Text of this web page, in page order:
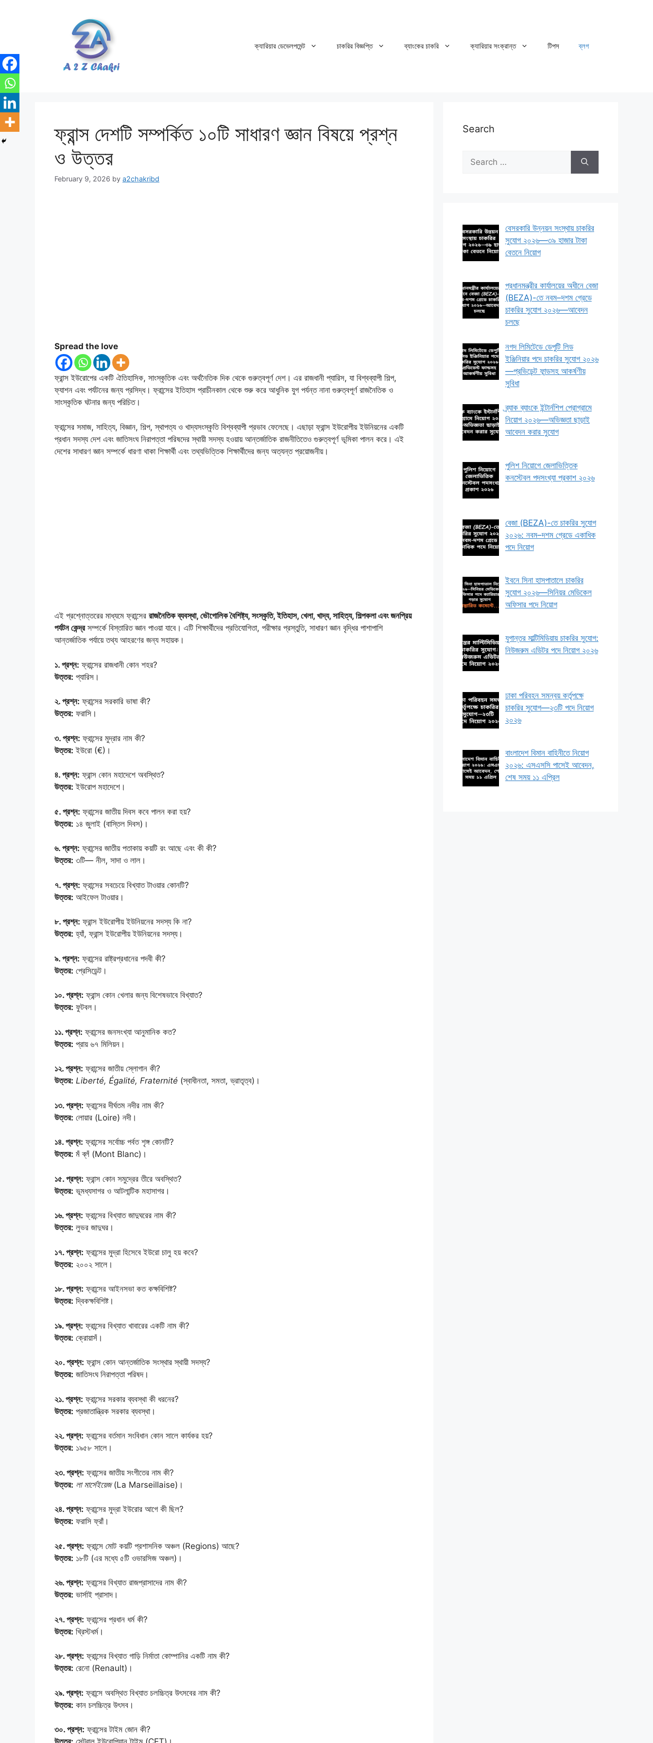
ক্যারিয়ার ডেভেলপমেন্ট চাকরির বিজ্ঞপ্তি ব্যাংকের চাকরি ক্যারিয়ার সংক্রান্ত টিপস ব্লগ
ফ্রান্স দেশটি সম্পর্কিত ১০টি সাধারণ জ্ঞান বিষয়ে প্রশ্ন
ও উত্তর
February 9, 2026 by a2chakribd
Spread the love
ফ্রান্স ইউরোপের একটি ঐতিহাসিক, সাংস্কৃতিক এবং অর্থনৈতিক দিক থেকে গুরুত্বপূর্ণ দেশ। এর রাজধানী প্যারিস, যা বিশ্বব্যাপী শিল্প,
ফ্যাশন এবং পর্যটনের জন্য প্রসিদ্ধ। ফ্রান্সের ইতিহাস প্রাচীনকাল থেকে শুরু করে আধুনিক যুগ পর্যন্ত নানা গুরুত্বপূর্ণ রাজনৈতিক ও
সাংস্কৃতিক ঘটনার জন্য পরিচিত।
ফ্রান্সের সমাজ, সাহিত্য, বিজ্ঞান, শিল্প, স্থাপত্য ও খাদ্যসংস্কৃতি বিশ্বব্যাপী প্রভাব ফেলেছে। এছাড়া ফ্রান্স ইউরোপীয় ইউনিয়নের একটি
প্রধান সদস্য দেশ এবং জাতিসংঘ নিরাপত্তা পরিষদের স্থায়ী সদস্য হওয়ায় আন্তর্জাতিক রাজনীতিতেও গুরুত্বপূর্ণ ভূমিকা পালন করে। এই
দেশের সাধারণ জ্ঞান সম্পর্কে ধারণা থাকা শিক্ষার্থী এবং তথ্যভিত্তিক শিক্ষার্থীদের জন্য অত্যন্ত প্রয়োজনীয়।
এই প্রশ্নোত্তরের মাধ্যমে ফ্রান্সের রাজনৈতিক ব্যবস্থা, ভৌগোলিক বৈশিষ্ট্য, সংস্কৃতি, ইতিহাস, খেলা, খাদ্য, সাহিত্য, শিল্পকলা এবং জনপ্রিয়
পর্যটন কেন্দ্রসম্পর্কে বিস্তারিত জ্ঞান পাওয়া যাবে। এটি শিক্ষার্থীদের প্রতিযোগিতা, পরীক্ষার প্রস্তুতি, সাধারণ জ্ঞান বৃদ্ধির পাশাপাশি
আন্তর্জাতিক পর্যায়ে তথ্য আহরণের জন্য সহায়ক।
১. প্রশ্ন: ফ্রান্সের রাজধানী কোন শহর?
উত্তর: প্যারিস।
২. প্রশ্ন: ফ্রান্সের সরকারি ভাষা কী?
উত্তর: ফরাসি।
৩. প্রশ্ন: ফ্রান্সের মুদ্রার নাম কী?
উত্তর: ইউরো (€)।
৪. প্রশ্ন: ফ্রান্স কোন মহাদেশে অবস্থিত?
উত্তর: ইউরোপ মহাদেশে।
৫. প্রশ্ন: ফ্রান্সের জাতীয় দিবস কবে পালন করা হয়?
উত্তর: ১৪ জুলাই (বাস্তিল দিবস)।
৬. প্রশ্ন: ফ্রান্সের জাতীয় পতাকায় কয়টি রং আছে এবং কী কী?
উত্তর: ৩টি— নীল, সাদা ও লাল।
৭. প্রশ্ন: ফ্রান্সের সবচেয়ে বিখ্যাত টাওয়ার কোনটি?
উত্তর: আইফেল টাওয়ার।
৮. প্রশ্ন: ফ্রান্স ইউরোপীয় ইউনিয়নের সদস্য কি না?
উত্তর: হ্যাঁ, ফ্রান্স ইউরোপীয় ইউনিয়নের সদস্য।
৯. প্রশ্ন: ফ্রান্সের রাষ্ট্রপ্রধানের পদবী কী?
উত্তর: প্রেসিডেন্ট।
১০. প্রশ্ন: ফ্রান্স কোন খেলার জন্য বিশেষভাবে বিখ্যাত?
উত্তর: ফুটবল।
১১. প্রশ্ন: ফ্রান্সের জনসংখ্যা আনুমানিক কত?
উত্তর: প্রায় ৬৭ মিলিয়ন।
১২. প্রশ্ন: ফ্রান্সের জাতীয় স্লোগান কী?
উত্তর: Liberté, Égalité, Fraternité (স্বাধীনতা, সমতা, ভ্রাতৃত্ব)।
১৩. প্রশ্ন: ফ্রান্সের দীর্ঘতম নদীর নাম কী?
উত্তর: লোয়ার (Loire) নদী।
১৪. প্রশ্ন: ফ্রান্সের সর্বোচ্চ পর্বত শৃঙ্গ কোনটি?
উত্তর: মঁ ব্লঁ (Mont Blanc)।
১৫. প্রশ্ন: ফ্রান্স কোন সমুদ্রের তীরে অবস্থিত?
উত্তর: ভূমধ্যসাগর ও আটলান্টিক মহাসাগর।
১৬. প্রশ্ন: ফ্রান্সের বিখ্যাত জাদুঘরের নাম কী?
উত্তর: লুভর জাদুঘর।
১৭. প্রশ্ন: ফ্রান্সের মুদ্রা হিসেবে ইউরো চালু হয় কবে?
উত্তর: ২০০২ সালে।
১৮. প্রশ্ন: ফ্রান্সের আইনসভা কত কক্ষবিশিষ্ট?
উত্তর: দ্বিকক্ষবিশিষ্ট।
১৯. প্রশ্ন: ফ্রান্সের বিখ্যাত খাবারের একটি নাম কী?
উত্তর: ক্রোয়াসঁ।
২০. প্রশ্ন: ফ্রান্স কোন আন্তর্জাতিক সংস্থার স্থায়ী সদস্য?
উত্তর: জাতিসংঘ নিরাপত্তা পরিষদ।
২১. প্রশ্ন: ফ্রান্সের সরকার ব্যবস্থা কী ধরনের?
উত্তর: প্রজাতান্ত্রিক সরকার ব্যবস্থা।
২২. প্রশ্ন: ফ্রান্সের বর্তমান সংবিধান কোন সালে কার্যকর হয়?
উত্তর: ১৯৫৮ সালে।
২৩. প্রশ্ন: ফ্রান্সের জাতীয় সংগীতের নাম কী?
উত্তর: লা মার্সেইয়েজ(La Marseillaise)।
২৪. প্রশ্ন: ফ্রান্সের মুদ্রা ইউরোর আগে কী ছিল?
উত্তর: ফরাসি ফ্রাঁ।
২৫. প্রশ্ন: ফ্রান্সে মোট কয়টি প্রশাসনিক অঞ্চল (Regions) আছে?
উত্তর: ১৮টি (এর মধ্যে ৫টি ওভারসিজ অঞ্চল)।
২৬. প্রশ্ন: ফ্রান্সের বিখ্যাত রাজপ্রাসাদের নাম কী?
উত্তর: ভার্সাই প্রাসাদ।
২৭. প্রশ্ন: ফ্রান্সের প্রধান ধর্ম কী?
উত্তর: খ্রিস্টধর্ম।
২৮. প্রশ্ন: ফ্রান্সের বিখ্যাত গাড়ি নির্মাতা কোম্পানির একটি নাম কী?
উত্তর: রেনো (Renault)।
২৯. প্রশ্ন: ফ্রান্সে অবস্থিত বিখ্যাত চলচ্চিত্র উৎসবের নাম কী?
উত্তর: কান চলচ্চিত্র উৎসব।
৩০. প্রশ্ন: ফ্রান্সের টাইম জোন কী?
Search
Search
for:
বেসরকারি উন্নয়ন সংস্থায় চাকরির
সুযোগ ২০২৬—৩৯ হাজার টাকা
বেতনে নিয়োগ
প্রধানমন্ত্রীর কার্যালয়ের অধীনে বেজা
(BEZA)-তে নবম–দশম গ্রেডে
চাকরির সুযোগ ২০২৬—আবেদন
চলছে
নগদ লিমিটেডে ডেপুটি লিড
ইঞ্জিনিয়ার পদে চাকরির সুযোগ ২০২৬
—প্রভিডেন্ট ফান্ডসহ আকর্ষণীয়
সুবিধা
ব্র্যাক ব্যাংকে ইন্টার্নশিপ প্রোগ্রামে
নিয়োগ ২০২৬—অভিজ্ঞতা ছাড়াই
আবেদন করার সুযোগ
পুলিশ নিয়োগে জেলাভিত্তিক
কনস্টেবল পদসংখ্যা প্রকাশ ২০২৬
বেজা (BEZA)-তে চাকরির সুযোগ
২০২৬: নবম–দশম গ্রেডে একাধিক
পদে নিয়োগ
ইবনে সিনা হাসপাতালে চাকরির
সুযোগ ২০২৬—সিনিয়র মেডিকেল
অফিসার পদে নিয়োগ
যুগান্তর মাল্টিমিডিয়ায় চাকরির সুযোগ:
নিউজরুম এডিটর পদে নিয়োগ ২০২৬
ঢাকা পরিবহন সমন্বয় কর্তৃপক্ষে
চাকরির সুযোগ—২৩টি পদে নিয়োগ
২০২৬
বাংলাদেশ বিমান বাহিনীতে নিয়োগ
২০২৬: এসএসসি পাসেই আবেদন,
শেষ সময় ১১ এপ্রিল